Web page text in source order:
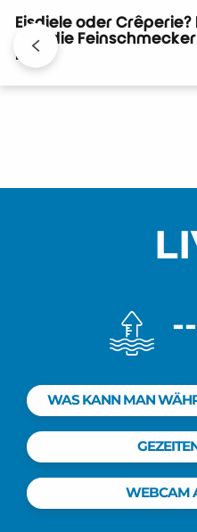
Eisdiele oder
sich die
DE
--
WAS KANN MAN
WEBCAM